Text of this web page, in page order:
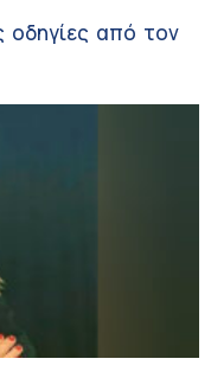
οδηγίες από τον